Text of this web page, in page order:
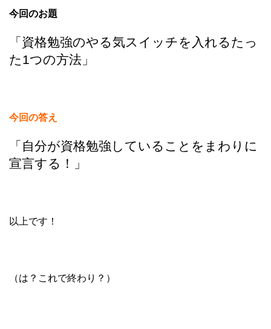
今回のお題
「資格勉強のやる気スイッチを入れるたっ
た1つの方法」
今回の答え
「自分が資格勉強していることをまわりに
宣言する！」
以上です！
（は？これで終わり？）